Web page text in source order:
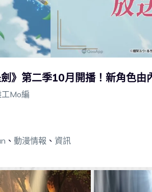
》第二季10月開播！新角色由
Mo編
、 動漫情報 、 資訊